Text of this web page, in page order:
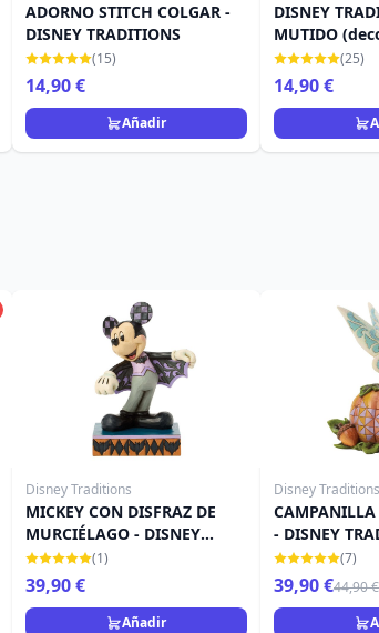
ADORNO STITCH COLGAR -
DISNEY TRADITIONS
(15)
14,90 €
Añadir
DISNEY
MUTIDO
árbol)
(25)
14,90 €
Disney Traditions
MICKEY CON DISFRAZ DE
MURCIÉLAGO - DISNEY
TRADITIONS
(1)
39,90 €
Añadir
Disney Traditions
- DISNEY
(7)
39,90 €44,90 €